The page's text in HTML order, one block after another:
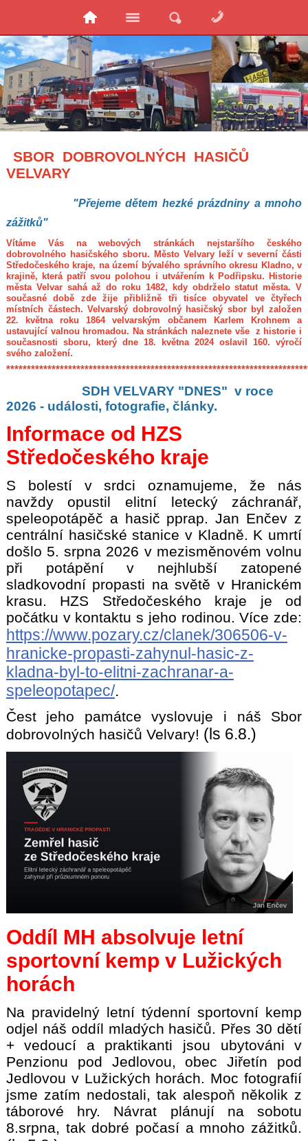
SBOR DOBROVOLNÝCH HASIČŮ
VELVARY
"Přejeme dětem hezké prázdniny a mnoho
zážitků"
Vítáme Vás na webových stránkách nejstaršího českého
dobrovolného hasičského sboru. Město Velvary leží v severní části
Středočeského kraje, na území bývalého správního okresu Kladno, v
krajině, která patří svou polohou i utvářením k Podřipsku. Historie
města Velvar sahá až do roku 1482, kdy obdrželo statut města. V
současné době zde žije přibližně tři tisíce obyvatel ve čtyřech
místních částech. Velvarský dobrovolný hasičský sbor byl založen
22. května roku 1864 velvarským občanem Karlem Krohnem a
ustavující valnou hromadou. Na stránkách naleznete vše z historie i
současnosti sboru, který dne 18. května 2024 oslavil 160. výročí
svého založení.
**********************************************
SDH VELVARY "DNES" v roce
2026 - události, fotografie, články.
Informace od HZS
Středočeského kraje
S bolestí v srdci oznamujeme, že nás
navždy opustil elitní letecký záchranář,
speleopotápěč a hasič pprap. Jan Enčev z
centrální hasičské stanice v Kladně. K umrtí
došlo 5. srpna 2026 v mezisměnovém volnu
při potápění v nejhlubší zatopené
sladkovodní propasti na světě v Hranickém
krasu. HZS Středočeského kraje je od
počátku v kontaktu s jeho rodinou. Více zde:
https://www.pozary.cz/clanek/306506-v-
hranicke-propasti-zahynul-hasic-z-
kladna-byl-to-elitni-zachranar-a-
speleopotapec/.
Čest jeho památce vyslovuje i náš Sbor
dobrovolných hasičů Velvary! (ls 6.8.)
Oddíl MH absolvuje letní
sportovní kemp v Lužických
horách
Na pravidelný letní týdenní sportovní kemp
odjel náš oddíl mladých hasičů. Přes 30 dětí
+ vedoucí a praktikanti jsou ubytováni v
Penzionu pod Jedlovou, obec Jiřetín pod
Jedlovou v Lužických horách. Moc fotografií
jsme zatím nedostali, tak alespoň několik z
táborové hry. Návrat plánují na sobotu
8.srpna, tak dobré počasí a mnoho zážitků.